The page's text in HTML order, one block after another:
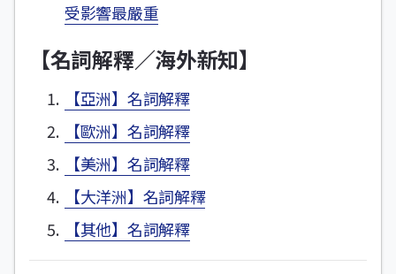
受影響最嚴重
【名詞解釋／海外新知】
【亞洲】名詞解釋
【歐洲】名詞解釋
【美洲】名詞解釋
【大洋洲】名詞解釋
【其他】名詞解釋